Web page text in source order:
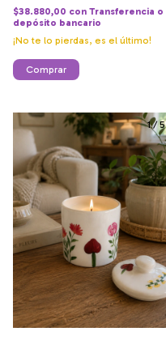
$38.880,00 con Transferencia o
depósito bancario
¡No te lo pierdas, es el último!
Comprar
1/5